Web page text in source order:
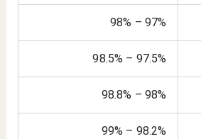
97% – 98%
97.5% – 98.5%
98% – 98.8%
98.2% – 99%